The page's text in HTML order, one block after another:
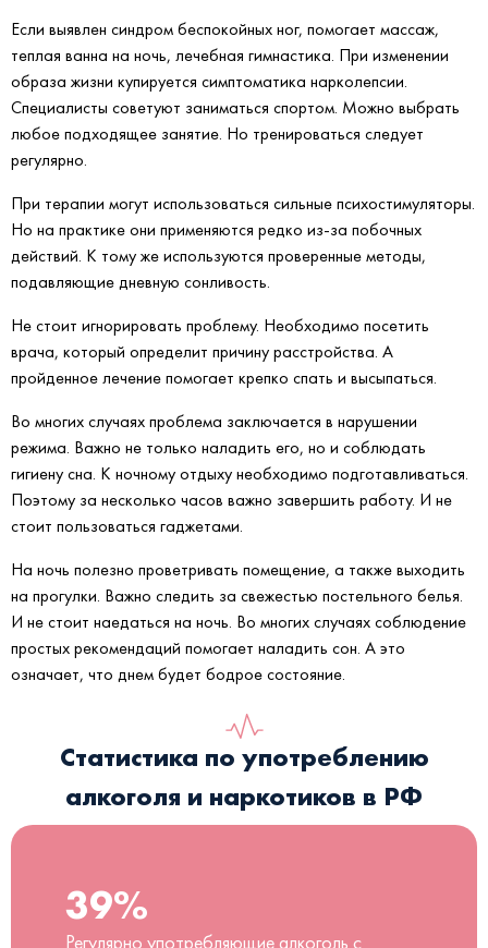
Если выявлен синдром беспокойных ног, помогает массаж,
теплая ванна на ночь, лечебная гимнастика. При изменении
образа жизни купируется симптоматика нарколепсии.
Специалисты советуют заниматься спортом. Можно выбрать
любое подходящее занятие. Но тренироваться следует
регулярно.
При терапии могут использоваться сильные психостимуляторы.
Но на практике они применяются редко из-за побочных
действий. К тому же используются проверенные методы,
подавляющие дневную сонливость.
Не стоит игнорировать проблему. Необходимо посетить
врача, который определит причину расстройства. А
пройденное лечение помогает крепко спать и высыпаться.
Во многих случаях проблема заключается в нарушении
режима. Важно не только наладить его, но и соблюдать
гигиену сна. К ночному отдыху необходимо подготавливаться.
Поэтому за несколько часов важно завершить работу. И не
стоит пользоваться гаджетами.
На ночь полезно проветривать помещение, а также выходить
на прогулки. Важно следить за свежестью постельного белья.
И не стоит наедаться на ночь. Во многих случаях соблюдение
простых рекомендаций помогает наладить сон. А это
означает, что днем будет бодрое состояние.
Статистика по употреблению
алкоголя и наркотиков в РФ
39%
Регулярно употребляющие алкоголь с